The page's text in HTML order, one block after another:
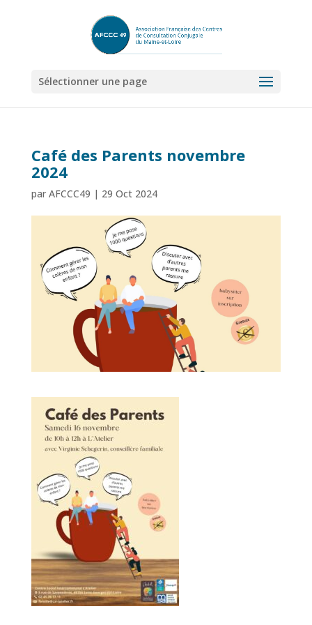
Sélectionner une page
Café des Parents novembre
2024
par AFCCC49 | 29 Oct 2024